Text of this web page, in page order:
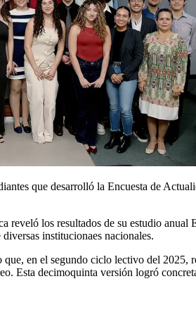
que desarrolló la Encuesta de
los resultados de su estudio
institucionaes nacionales.
en el segundo ciclo lectivo del
Esta decimoquinta versión logró